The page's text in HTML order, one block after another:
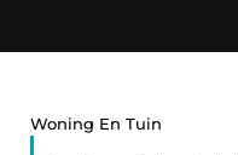
Woning En Tuin